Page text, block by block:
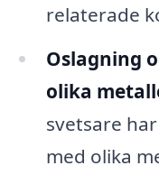
relaterade
Oslagning
olika
svetsare
med olika